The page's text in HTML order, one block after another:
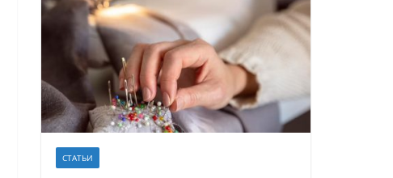
СТАТЬИ